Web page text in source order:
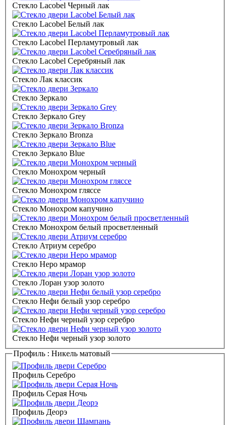
Стекло Lacobel Черный лак
Стекло Lacobel Белый лак
Стекло Lacobel Перламутровый лак
Стекло Lacobel Серебряный лак
Стекло Лак классик
Стекло Зеркало
Стекло Зеркало Grey
Стекло Зеркало Bronza
Стекло Зеркало Blue
Стекло Монохром черный
Стекло Монохром гляссе
Стекло Монохром капучино
Стекло Монохром белый просветленный
Стекло Атриум серебро
Стекло Неро мрамор
Стекло Лоран узор золото
Стекло Нефи белый узор серебро
Стекло Нефи черный узор серебро
Стекло Нефи черный узор золото
Профиль : Никель матовый
Профиль Серебро
Профиль Серая Ночь
Профиль Деорэ